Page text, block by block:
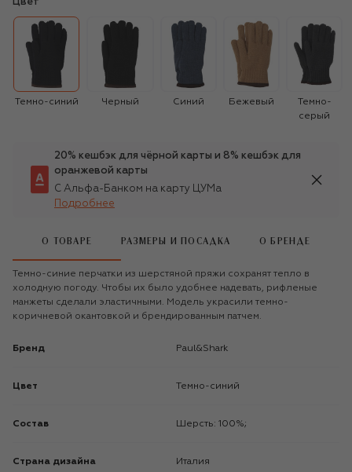
Темно-синий Черный Синий Бежевый
Темно-
серый
20% кешбэк для чёрной карты и 8% кешбэк для
оранжевой карты
С Альфа-Банком на карту ЦУМа
Подробнее
О ТОВАРЕ РАЗМЕРЫ И ПОСАДКА О БРЕНДЕ
Темно-синие перчатки из шерстяной пряжи сохранят тепло в
холодную погоду. Чтобы их было удобнее надевать, рифленые
манжеты сделали эластичными. Модель украсили темно-
коричневой окантовкой и брендированным патчем.
Бренд Paul&Shark
Цвет Темно-синий
Состав Шерсть: 100%;
Страна дизайна Италия